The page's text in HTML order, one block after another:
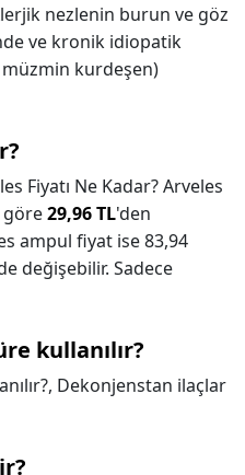
nezlenin burun ve göz
ve kronik idiopatik
kurdeşen)
Fiyatı Ne Kadar? Arveles
göre29,96 TL'den
ampul fiyat ise 83,94
değişebilir. Sadece
kullanılır?
Dekonjenstan ilaçlar